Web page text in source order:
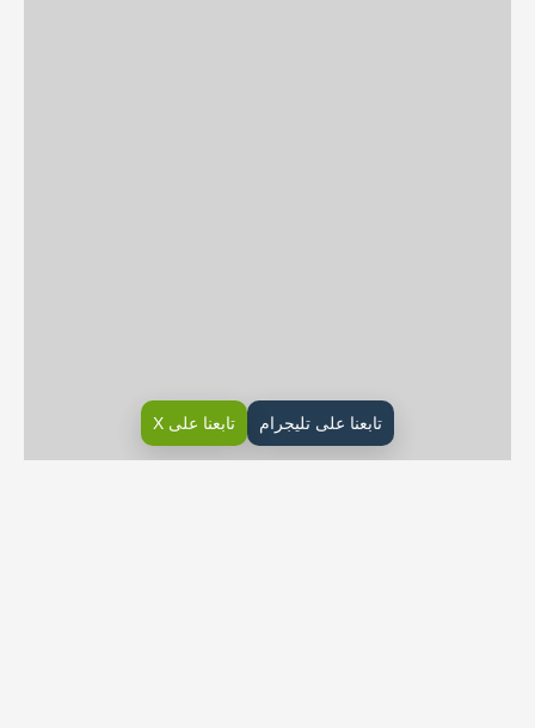
تابعنا على تليجرام تابعنا على X